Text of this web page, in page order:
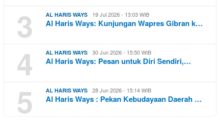
3 AL HARIS WAYS 19 Jul 2026 - 13:03 WIB
Al Haris Ways: Kunjungan Wapres Gibran k…
4 AL HARIS WAYS 30 Jun 2026 - 15:50 WIB
Al Haris Ways: Pesan untuk Diri Sendiri,…
5 AL HARIS WAYS 28 Jun 2026 - 15:14 WIB
Al Haris Ways : Pekan Kebudayaan Daerah …